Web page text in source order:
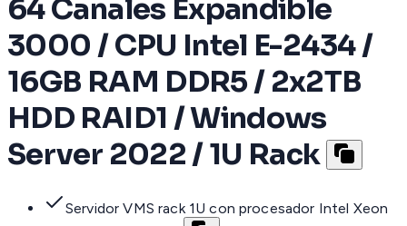
64 Canales Expandible
3000 / CPU Intel E-2434 /
16GB RAM DDR5 / 2x2TB
HDD RAID1 / Windows
Server 2022 / 1U Rack
Servidor VMS rack 1U con procesador Intel Xeon